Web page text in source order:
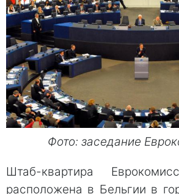
Фото: заседание
Штаб-квартира
расположена в Бельгии в